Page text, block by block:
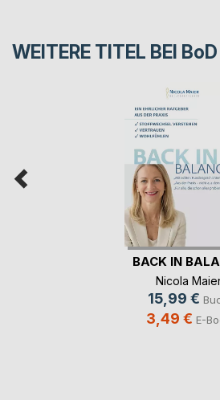
WEITERE TITEL BEI BoD
BACK IN
Nicola
15,99 €
3,49 € E-